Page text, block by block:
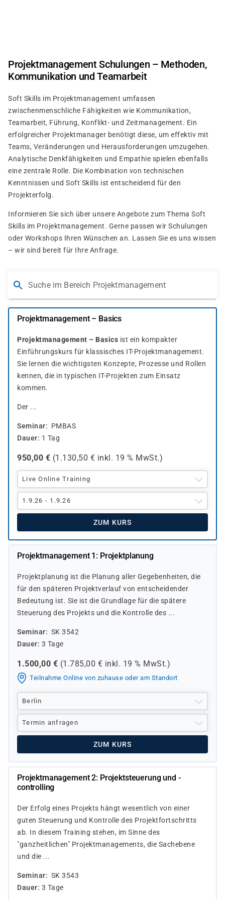
Projektmanagement Schulungen – Methoden,
Kommunikation und Teamarbeit
Soft Skills im Projektmanagement umfassen
zwischenmenschliche Fähigkeiten wie Kommunikation,
Teamarbeit, Führung, Konflikt- und Zeitmanagement. Ein
erfolgreicher Projektmanager benötigt diese, um effektiv mit
Teams, Veränderungen und Herausforderungen umzugehen.
Analytische Denkfähigkeiten und Empathie spielen ebenfalls
eine zentrale Rolle. Die Kombination von technischen
Kenntnissen und Soft Skills ist entscheidend für den
Projekterfolg.
Informieren Sie sich über unsere Angebote zum Thema Soft
Skills im Projektmanagement. Gerne passen wir Schulungen
oder Workshops Ihren Wünschen an. Lassen Sie es uns wissen
– wir sind bereit für Ihre Anfrage.
Suche im Bereich Projektmanagement
Projektmanagement – Basics
Projektmanagement – Basics ist ein kompakter
Einführungskurs für klassisches IT-Projektmanagement.
Sie lernen die wichtigsten Konzepte, Prozesse und Rollen
kennen, die in typischen IT-Projekten zum Einsatz
kommen.
Der ...
Seminar
PMBAS
Dauer
1 Tag
950,00 € (1.130,50 € inkl. 19 % MwSt.)
Live Online Training
1.9.26 - 1.9.26
ZUM KURS
Projektmanagement 1: Projektplanung
Projektplanung ist die Planung aller Gegebenheiten, die
für den späteren Projektverlauf von entscheidender
Bedeutung ist. Sie ist die Grundlage für die spätere
Steuerung des Projekts und die Kontrolle des ...
Seminar
SK 3542
Dauer 3 Tage
1.500,00 € (1.785,00 € inkl. 19 % MwSt.)
Teilnahme Online von zuhause oder am Standort
Berlin
Termin anfragen
ZUM KURS
Projektmanagement 2: Projektsteuerung und -
controlling
Der Erfolg eines Projekts hängt wesentlich von einer
guten Steuerung und Kontrolle des Projektfortschritts
ab. In diesem Training stehen, im Sinne des
"ganzheitlichen" Projektmanagements, die Sachebene
und die ...
Seminar
SK 3543
Dauer 3 Tage